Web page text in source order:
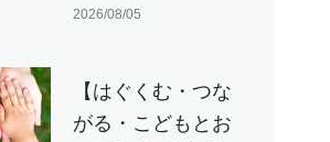
2026/08/05
【はぐくむ・つな
がる・こどもとお